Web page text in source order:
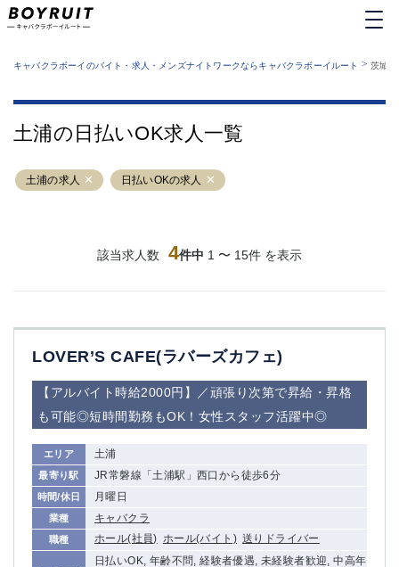
業種から探す
運営者情報
サイトマップ
キャバクラボーイのバイト・求人・メンズナイトワークならキャバクラボーイルート > 茨城
土浦の日払いOK求人一覧
土浦の求人 日払いOKの求人
該当求人数 4件中 1 〜 15件 を表示
LOVER’S CAFE(ラバーズカフェ)
【アルバイト時給2000円】／頑張り次第で昇給・昇格
も可能◎短時間勤務もOK！女性スタッフ活躍中◎
エリア 土浦
最寄り駅 JR常磐線「土浦駅」西口から徒歩6分
時間/休日 月曜日
業種 キャバクラ
職種 ホール(社員) ホール(バイト) 送りドライバー
日払いOK, 年齢不問, 経験者優遇, 未経験者歓迎, 中高年
六本木
池袋
吉祥寺
練馬
恵比寿
蒲田
北千住
①六本木 ②西麻布
大山
赤羽
品川
蒲田東口
立川（南口）
新宿
浜松町
中野
府中
中目黒
ひばりヶ丘（北口）
学芸大学